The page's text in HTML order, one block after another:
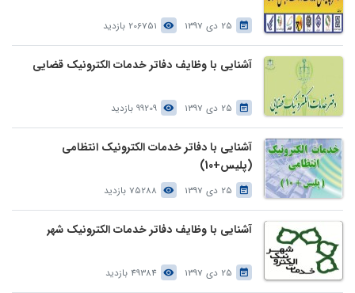
25 دی 1397 206751 بازدید
آشنایی با وظایف دفاتر خدمات الکترونیک قضایی
25 دی 1397 99209 بازدید
آشنایی با دفاتر خدمات الکترونیک انتظامی
(پلیس+10)
25 دی 1397 75288 بازدید
آشنایی با وظایف دفاتر خدمات الکترونیک شهر
25 دی 1397 49384 بازدید